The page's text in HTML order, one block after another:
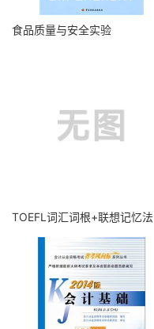
食品质量与安全实验
TOEFL词汇词根+联想记忆法